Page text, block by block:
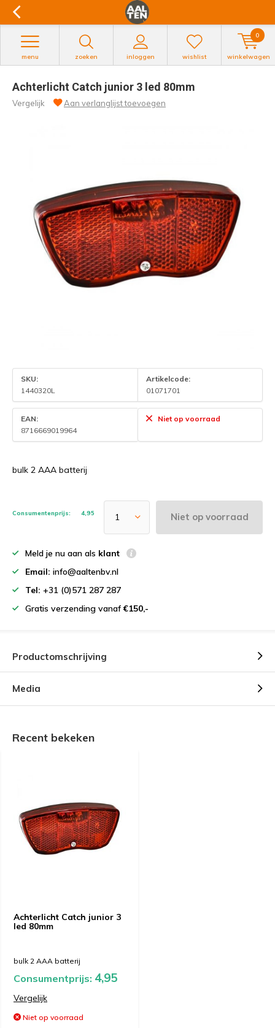
zoeken inloggen
menu wishlist winkelwagen
0
Achterlicht Catch junior 3 led 80mm
Vergelijk Aan verlanglijst toevoegen
SKU:
1440320L
Artikelcode:
01071701
EAN:
8716669019964
Niet op voorraad
bulk 2 AAA batterij
Consumentenprijs: 4,95 Niet op voorraad
Meld je nu aan als klant
Email: info@aaltenbv.nl
Tel: +31 (0)571 287 287
Gratis verzending vanaf€150,-
Productomschrijving
Media
Recent bekeken
Achterlicht Catch junior 3
led 80mm
bulk 2 AAA batterij
Consumentprijs: 4,95
Vergelijk
Niet op voorraad